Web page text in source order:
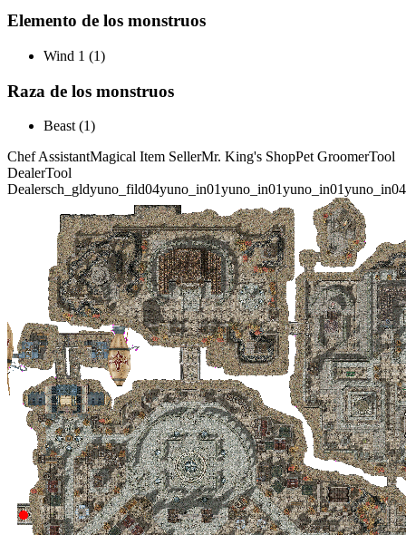
Elemento de los monstruos
Wind 1 (1)
Raza de los monstruos
Beast (1)
Chef AssistantMagical Item SellerMr. King's ShopPet GroomerTool
DealerTool
Dealersch_gldyuno_fild04yuno_in01yuno_in01yuno_in01yuno_in04